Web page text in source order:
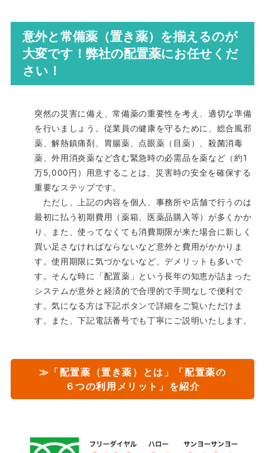
意外と常備薬（置き薬）を揃えるのが
大変です！弊社の配置薬にお任せくだ
さい！
突然の災害に備え、常備薬の重要性を考え、適切な準備
を行いましょう。従業員の健康を守るために、総合風邪
薬、解熱鎮痛剤、胃腸薬、点眼薬（目薬）、殺菌消毒
薬、外用消炎薬など含む緊急時の必需品を薬など（約1
万5,000円）用意することは、災害時の安全を確保する
重要なステップです。
ただし、上記の内容を個人、事務所や店舗で行うのは
最初に払う初期費用（薬箱、医薬品購入等）が多くかか
り、また、使ってなくても消費期限が来た場合に新しく
買い足さなければならないなど意外と費用がかかりま
す。使用期限に気づかないなど、デメリットも多いで
す。そんな時に「配置薬」という長年の知恵が詰まった
システムが意外と経済的で合理的で手間なしで便利で
す。気になる方は下記ボタンで詳細をご覧いただけま
す。また、下記電話番号でも丁寧にご説明いたします。
≫「配置薬（置き薬）とは」「配置薬の
６つの利用メリット」を紹介